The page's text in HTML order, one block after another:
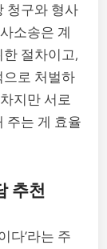
청구와 형사
소송은 계
절차이고,
으로 처벌하
지만 서로
주는 게 효율
추천
다’라는 주